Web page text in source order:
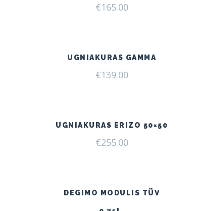
€165.00
UGNIAKURAS GAMMA
€139.00
UGNIAKURAS ERIZO 50×50
€255.00
DEGIMO MODULIS TÜV